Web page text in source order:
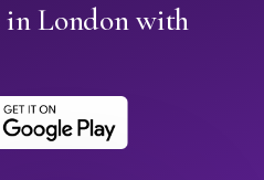
in London with